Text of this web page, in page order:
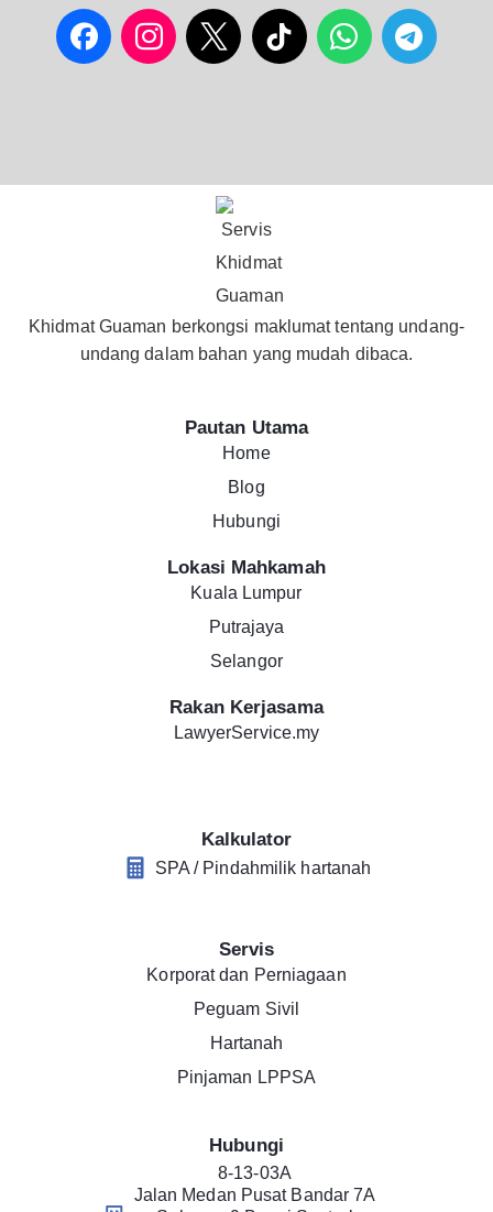
Khidmat Guaman berkongsi maklumat tentang undang-
undang dalam bahan yang mudah dibaca.
Pautan Utama
Home
Blog
Hubungi
Lokasi Mahkamah
Kuala Lumpur
Putrajaya
Selangor
Rakan Kerjasama
LawyerService.my
Kalkulator
SPA / Pindahmilik hartanah
Servis
Korporat dan Perniagaan
Peguam Sivil
Hartanah
Pinjaman LPPSA
Hubungi
8-13-03A
Jalan Medan Pusat Bandar 7A